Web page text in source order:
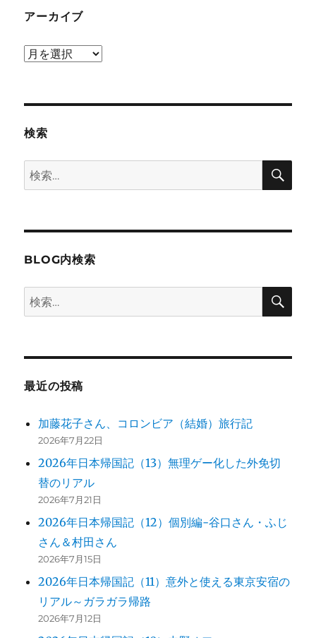
ン
アーカイブ
ア
ブ
検索
検
索:
検
BLOG内検索
検
索:
検
最近の投稿
加藤花子さん、コロンビア（結婚）旅行記
2026年7月22日
2026年日本帰国記（13）無理ゲー化した外免切
替のリアル
2026年7月21日
2026年日本帰国記（12）個別編-谷口さん・ふじ
さん＆村田さん
2026年7月15日
2026年日本帰国記（11）意外と使える東京安宿の
リアル～ガラガラ帰路
2026年7月12日